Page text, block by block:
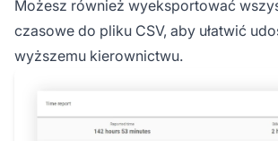
Możesz również wyeksportować
czasowe do pliku CSV, aby ułatwić
wyższemu kierownictwu.